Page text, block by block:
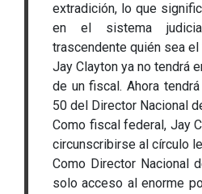
extradición, lo que
en el sistema
trascendente quién sea
Jay Clayton ya no tendrá
de un fiscal. Ahora
50 del Director Nacional
Como fiscal federal, Jay
circunscribirse al círculo
Como Director Nacional
solo acceso al enorme